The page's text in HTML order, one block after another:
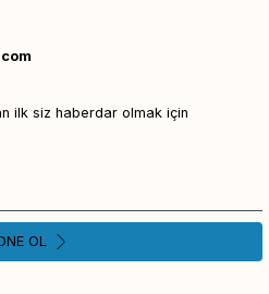
ilk siz haberdar olmak için
OL